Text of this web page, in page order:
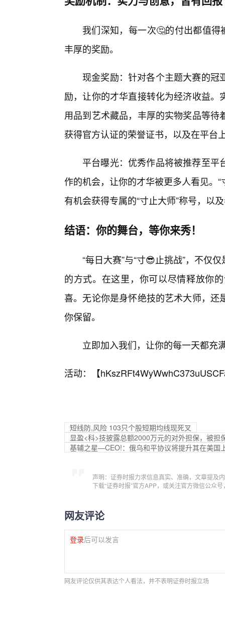
我们深知，每一次🤔的付出都值得
丰厚的奖励。
现金奖励：针对各个主题大赛的冠
励，让你的才华直接转化为经济收益
用品到艺术藏品，丰厚的实物奖品等
获得官方认证的荣誉证书，以及在平台
平台曝光：优秀作品将被推荐至
作的机会，让你的才华被更多人看见。
有机会获得专属的“寸止大师”称号，以
结语：你的舞台，等你来秀！
“每日大赛”与“寸😎止挑战”，不仅
的方式。在这里，你可以尽情释放你
喜。无论你是身怀绝技的艺术大师，
你保留。
立即加入我们，让你的每一天都充
活动：【
短线防,风险 103只个股短期均线现死叉
显盈<科>技披露总额2000万元的对外担保，被
基辅之星—CEO!：俄乌和平协议将提升其在美国
声明：证券时报力求信息真实、准确，文章提及
下载“证券时报”官方APP，或关注官方微信公众
网友评论
登录后可以发言
网友评论仅供其表达个人看法，并不表明证券时报立场